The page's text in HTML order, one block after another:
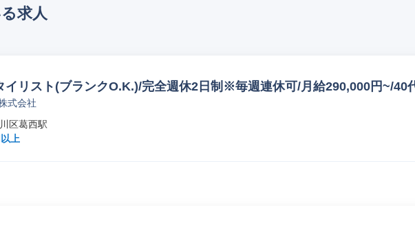
求人
イリスト(ブランクO.K.)/完全週休2日制※毎週連休可/月給290,000円~/40
式会社
区葛西駅
上